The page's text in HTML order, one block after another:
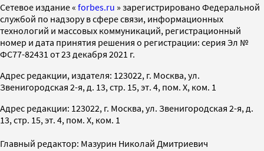
Cетевое издание « forbes.ru » зарегистрировано Федеральной
службой по надзору в сфере связи, информационных
технологий и массовых коммуникаций, регистрационный
номер и дата принятия решения о регистрации: серия Эл №
ФС77-82431 от 23 декабря 2021 г.
Адрес редакции, издателя: 123022, г. Москва, ул.
Звенигородская 2-я, д. 13, стр. 15, эт. 4, пом. X, ком. 1
Адрес редакции: 123022, г. Москва, ул. Звенигородская 2-я, д.
13, стр. 15, эт. 4, пом. X, ком. 1
Главный редактор: Мазурин Николай Дмитриевич